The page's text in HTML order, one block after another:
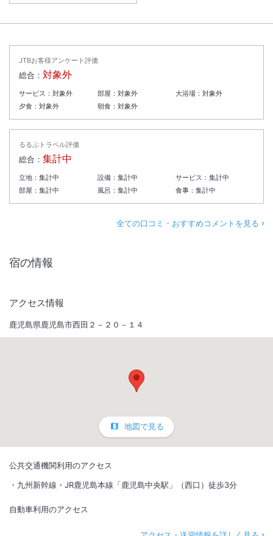
JTBお客様アンケート評価
総合： 対象外
サービス： 対象外 部屋： 対象外 大浴場：対象外
夕食： 対象外 朝食： 対象外
るるぶトラベル評価
総合： 集計中
立地： 集計中 設備： 集計中 サービス：集計中
部屋： 集計中 風呂： 集計中 食事：集計中
全ての口コミ・おすすめコメントを見る
宿の情報
アクセス情報
鹿児島県鹿児島市西田２－２０－１４
地図で見る
公共交通機関利用のアクセス
九州新幹線・JR鹿児島本線「鹿児島中央駅」（西口）徒歩3分
自動車利用のアクセス